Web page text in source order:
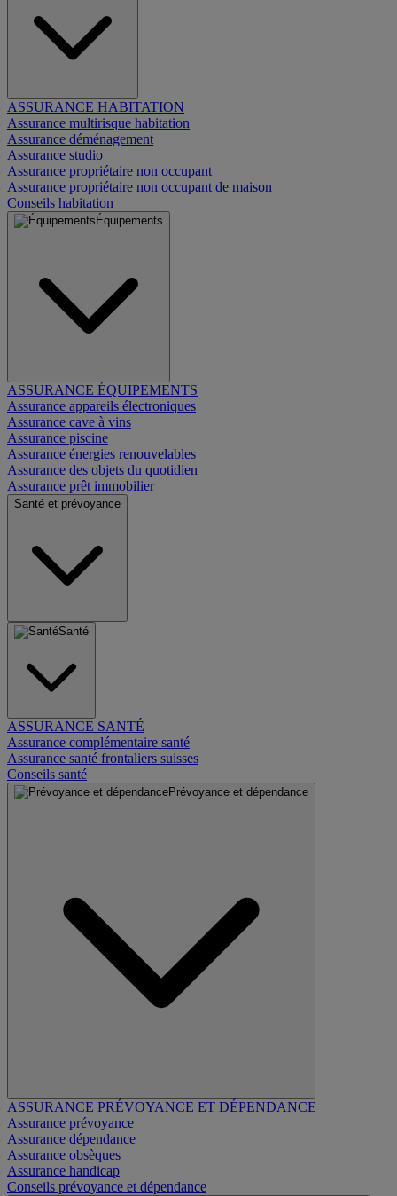
ASSURANCE HABITATION
Assurance multirisque habitation
Assurance déménagement
Assurance studio
Assurance propriétaire non occupant
Assurance propriétaire non occupant de maison
Conseils habitation
Équipements
ASSURANCE ÉQUIPEMENTS
Assurance appareils électroniques
Assurance cave à vins
Assurance piscine
Assurance énergies renouvelables
Assurance des objets du quotidien
Assurance prêt immobilier
Santé et prévoyance
Santé
ASSURANCE SANTÉ
Assurance complémentaire santé
Assurance santé frontaliers suisses
Conseils santé
Prévoyance et dépendance
ASSURANCE PRÉVOYANCE ET DÉPENDANCE
Assurance prévoyance
Assurance dépendance
Assurance obsèques
Assurance handicap
Conseils prévoyance et dépendance